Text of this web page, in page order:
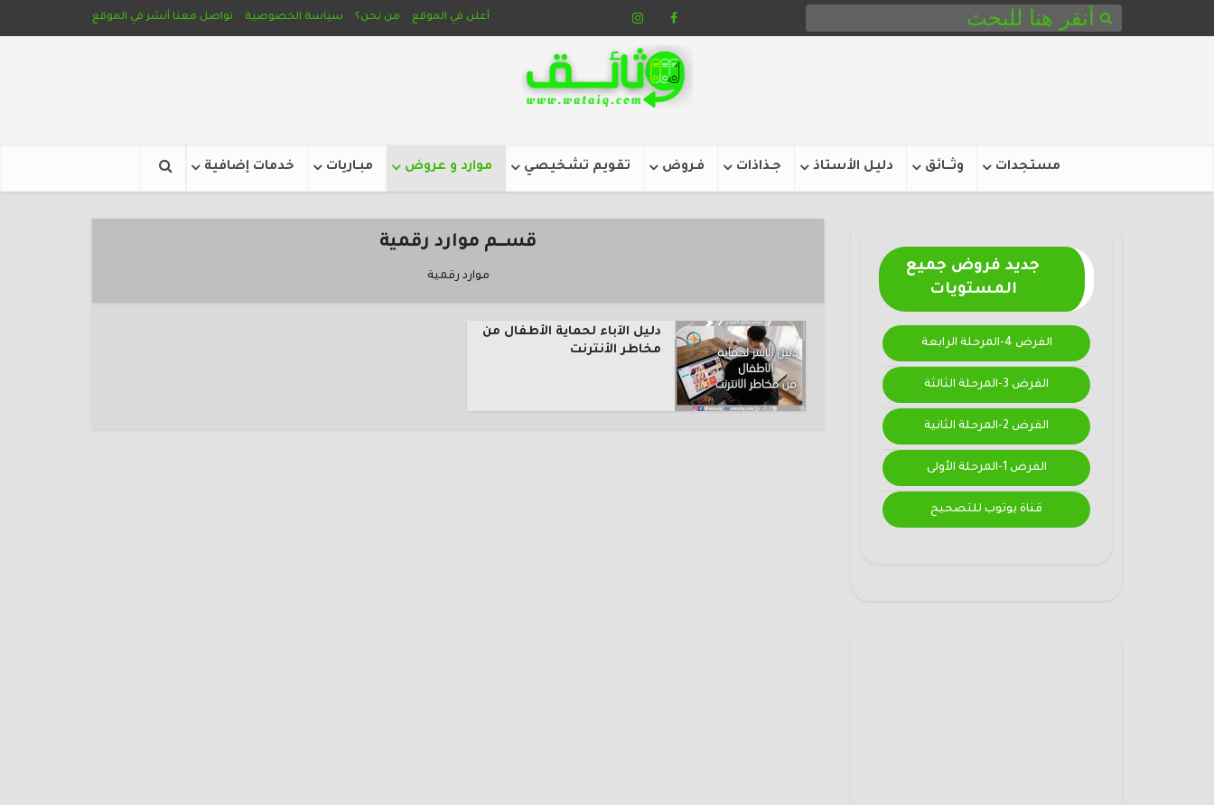
أعلن في الموقع من نحن؟ سياسة الخصوصية تواصل معنا أنشر في الموقع
مستجدات وثـــائق دليل الأستاذ جـذاذات فـروض تقويم تشخيصي موارد و عروض مبـاريات خدمات إضافية
قســــم موارد رقمية
موارد رقمية
دليل الآباء لحماية الأطفال من
مخاطر الأنترنت
جديد فروض جميع
المستويات
الفرض 4-المرحلة الرابعة
الفرض 3-المرحلة الثالثة
الفرض 2-المرحلة الثانية
الفرض 1-المرحلة الأولى
قناة يوتوب للتصحيح